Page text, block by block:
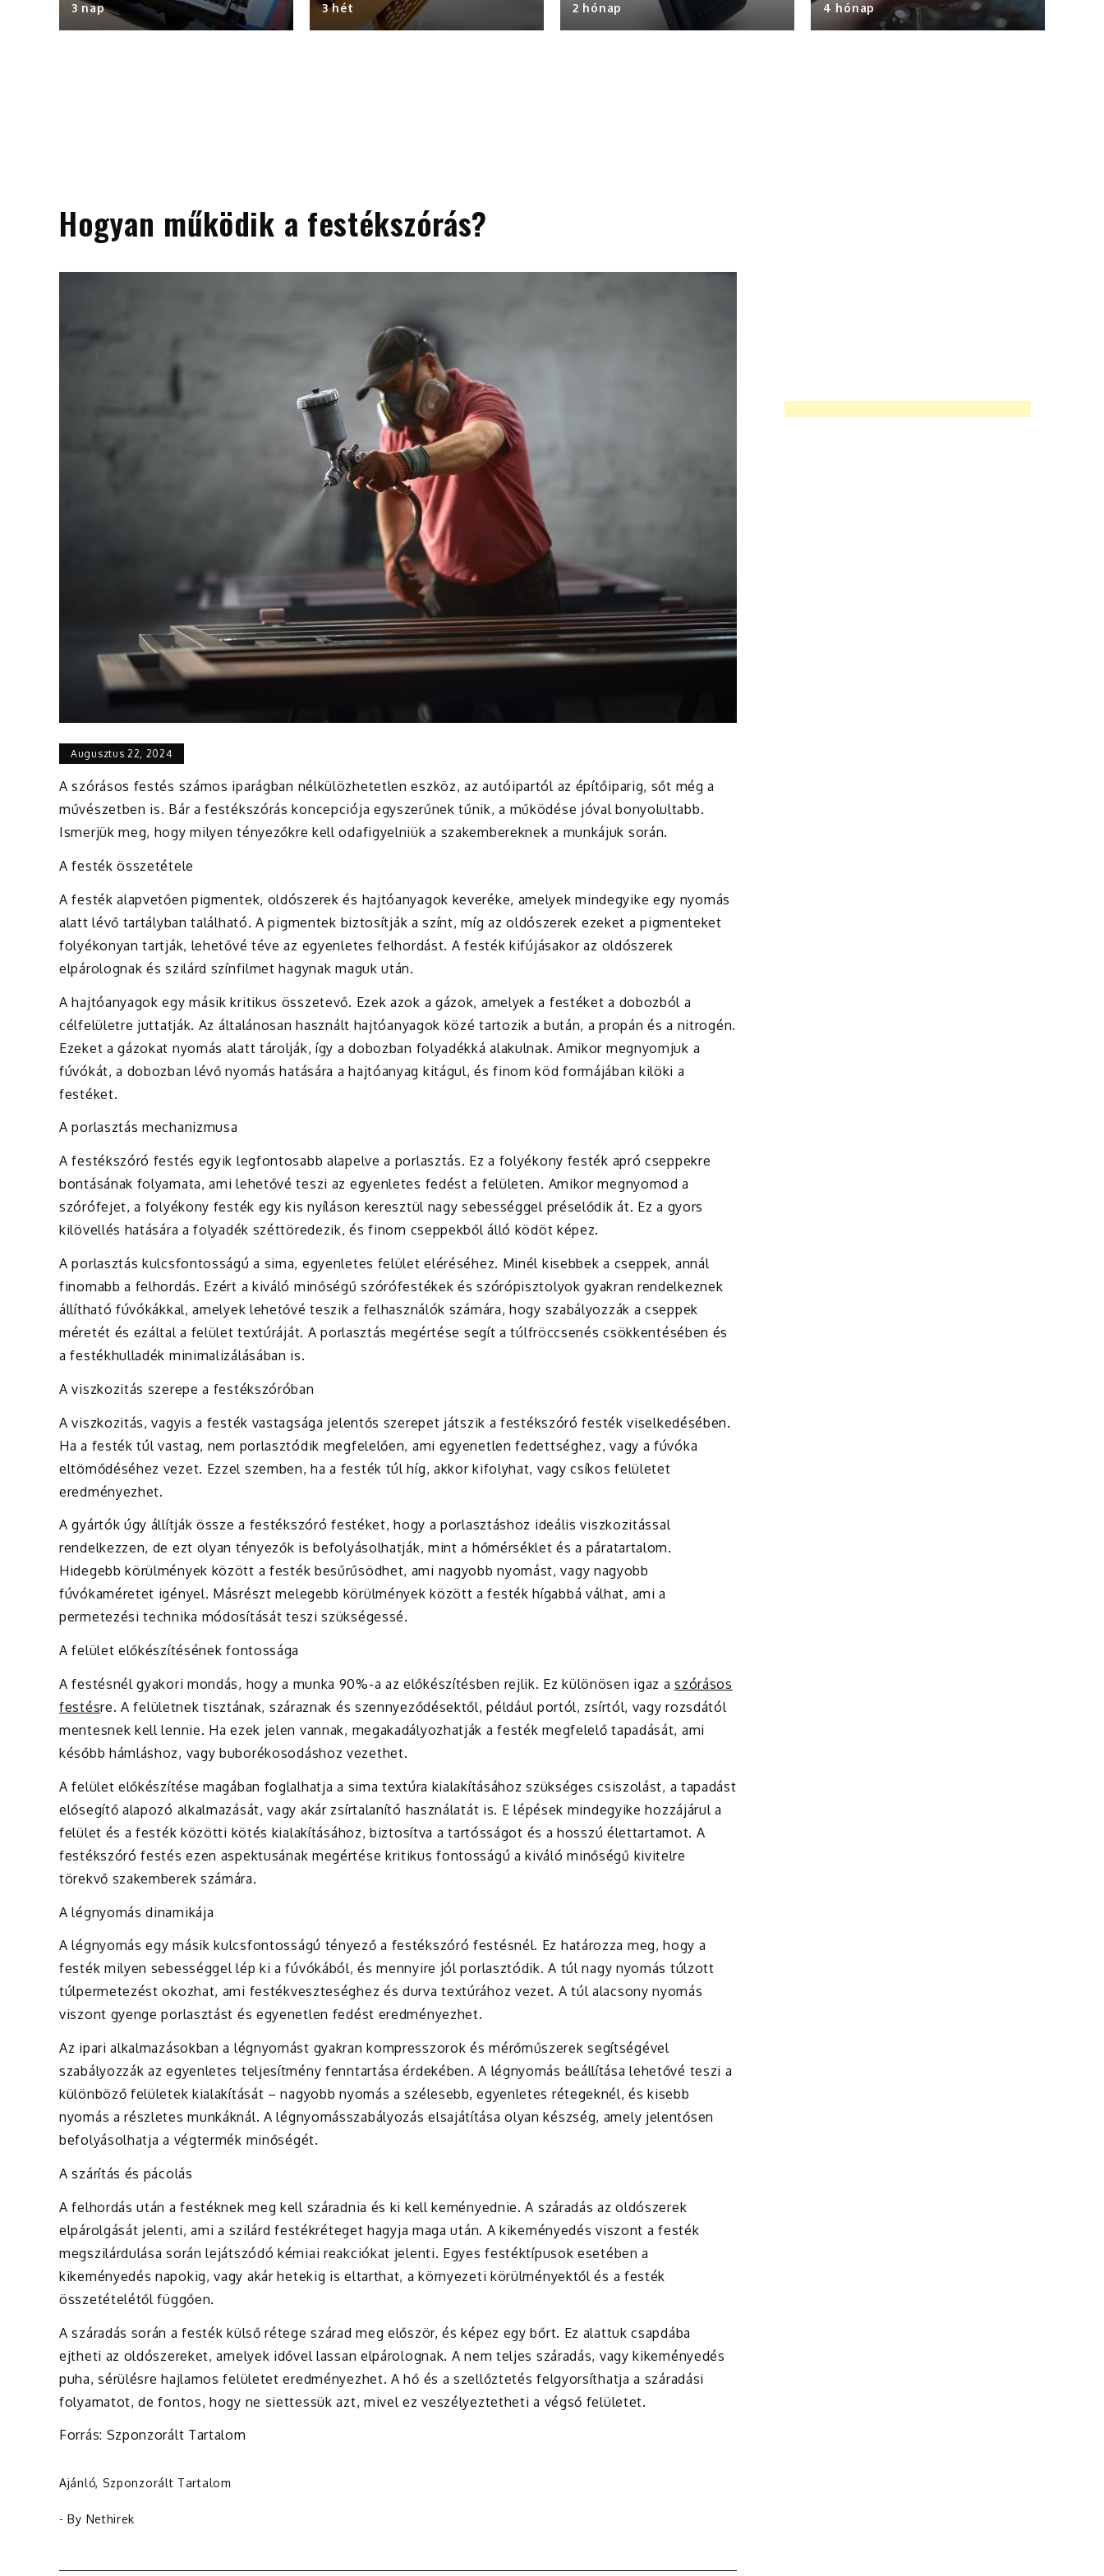
3 nap 3 hét 2 hónap 4 hónap
Hogyan működik a festékszórás?
Augusztus 22, 2024
A szórásos festés számos iparágban nélkülözhetetlen eszköz, az autóipartól az építőiparig, sőt még a
művészetben is. Bár a festékszórás koncepciója egyszerűnek tűnik, a működése jóval bonyolultabb.
Ismerjük meg, hogy milyen tényezőkre kell odafigyelniük a szakembereknek a munkájuk során.
A festék összetétele
A festék alapvetően pigmentek, oldószerek és hajtóanyagok keveréke, amelyek mindegyike egy nyomás
alatt lévő tartályban található. A pigmentek biztosítják a színt, míg az oldószerek ezeket a pigmenteket
folyékonyan tartják, lehetővé téve az egyenletes felhordást. A festék kifújásakor az oldószerek
elpárolognak és szilárd színfilmet hagynak maguk után.
A hajtóanyagok egy másik kritikus összetevő. Ezek azok a gázok, amelyek a festéket a dobozból a
célfelületre juttatják. Az általánosan használt hajtóanyagok közé tartozik a bután, a propán és a nitrogén.
Ezeket a gázokat nyomás alatt tárolják, így a dobozban folyadékká alakulnak. Amikor megnyomjuk a
fúvókát, a dobozban lévő nyomás hatására a hajtóanyag kitágul, és finom köd formájában kilöki a
festéket.
A porlasztás mechanizmusa
A festékszóró festés egyik legfontosabb alapelve a porlasztás. Ez a folyékony festék apró cseppekre
bontásának folyamata, ami lehetővé teszi az egyenletes fedést a felületen. Amikor megnyomod a
szórófejet, a folyékony festék egy kis nyíláson keresztül nagy sebességgel préselődik át. Ez a gyors
kilövellés hatására a folyadék széttöredezik, és finom cseppekből álló ködöt képez.
A porlasztás kulcsfontosságú a sima, egyenletes felület eléréséhez. Minél kisebbek a cseppek, annál
finomabb a felhordás. Ezért a kiváló minőségű szórófestékek és szórópisztolyok gyakran rendelkeznek
állítható fúvókákkal, amelyek lehetővé teszik a felhasználók számára, hogy szabályozzák a cseppek
méretét és ezáltal a felület textúráját. A porlasztás megértése segít a túlfröccsenés csökkentésében és
a festékhulladék minimalizálásában is.
A viszkozitás szerepe a festékszóróban
A viszkozitás, vagyis a festék vastagsága jelentős szerepet játszik a festékszóró festék viselkedésében.
Ha a festék túl vastag, nem porlasztódik megfelelően, ami egyenetlen fedettséghez, vagy a fúvóka
eltömődéséhez vezet. Ezzel szemben, ha a festék túl híg, akkor kifolyhat, vagy csíkos felületet
eredményezhet.
A gyártók úgy állítják össze a festékszóró festéket, hogy a porlasztáshoz ideális viszkozitással
rendelkezzen, de ezt olyan tényezők is befolyásolhatják, mint a hőmérséklet és a páratartalom.
Hidegebb körülmények között a festék besűrűsödhet, ami nagyobb nyomást, vagy nagyobb
fúvókaméretet igényel. Másrészt melegebb körülmények között a festék hígabbá válhat, ami a
permetezési technika módosítását teszi szükségessé.
A felület előkészítésének fontossága
A festésnél gyakori mondás, hogy a munka 90%-a az előkészítésben rejlik. Ez különösen igaz aszórásos
festésre. A felületnek tisztának, száraznak és szennyeződésektől, például portól, zsírtól, vagy rozsdától
mentesnek kell lennie. Ha ezek jelen vannak, megakadályozhatják a festék megfelelő tapadását, ami
később hámláshoz, vagy buborékosodáshoz vezethet.
A felület előkészítése magában foglalhatja a sima textúra kialakításához szükséges csiszolást, a tapadást
elősegítő alapozó alkalmazását, vagy akár zsírtalanító használatát is. E lépések mindegyike hozzájárul a
felület és a festék közötti kötés kialakításához, biztosítva a tartósságot és a hosszú élettartamot. A
festékszóró festés ezen aspektusának megértése kritikus fontosságú a kiváló minőségű kivitelre
törekvő szakemberek számára.
A légnyomás dinamikája
A légnyomás egy másik kulcsfontosságú tényező a festékszóró festésnél. Ez határozza meg, hogy a
festék milyen sebességgel lép ki a fúvókából, és mennyire jól porlasztódik. A túl nagy nyomás túlzott
túlpermetezést okozhat, ami festékveszteséghez és durva textúrához vezet. A túl alacsony nyomás
viszont gyenge porlasztást és egyenetlen fedést eredményezhet.
Az ipari alkalmazásokban a légnyomást gyakran kompresszorok és mérőműszerek segítségével
szabályozzák az egyenletes teljesítmény fenntartása érdekében. A légnyomás beállítása lehetővé teszi a
különböző felületek kialakítását – nagyobb nyomás a szélesebb, egyenletes rétegeknél, és kisebb
nyomás a részletes munkáknál. A légnyomásszabályozás elsajátítása olyan készség, amely jelentősen
befolyásolhatja a végtermék minőségét.
A szárítás és pácolás
A felhordás után a festéknek meg kell száradnia és ki kell keményednie. A száradás az oldószerek
elpárolgását jelenti, ami a szilárd festékréteget hagyja maga után. A kikeményedés viszont a festék
megszilárdulása során lejátszódó kémiai reakciókat jelenti. Egyes festéktípusok esetében a
kikeményedés napokig, vagy akár hetekig is eltarthat, a környezeti körülményektől és a festék
összetételétől függően.
A száradás során a festék külső rétege szárad meg először, és képez egy bőrt. Ez alattuk csapdába
ejtheti az oldószereket, amelyek idővel lassan elpárolognak. A nem teljes száradás, vagy kikeményedés
puha, sérülésre hajlamos felületet eredményezhet. A hő és a szellőztetés felgyorsíthatja a száradási
folyamatot, de fontos, hogy ne siettessük azt, mivel ez veszélyeztetheti a végső felületet.
Forrás: Szponzorált Tartalom
Ajánló, Szponzorált Tartalom
- By Nethirek